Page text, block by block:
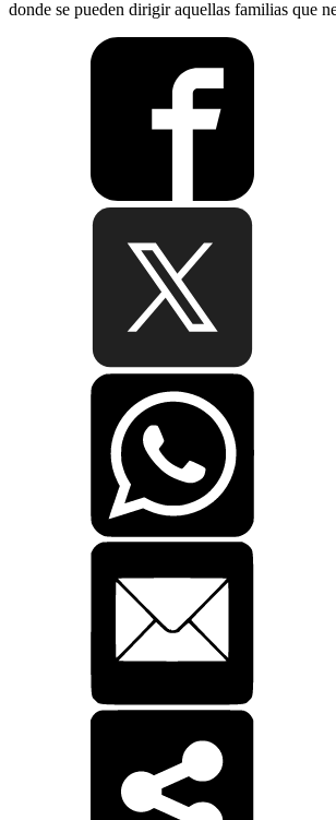
donde se pueden dirigir aquellas familias que